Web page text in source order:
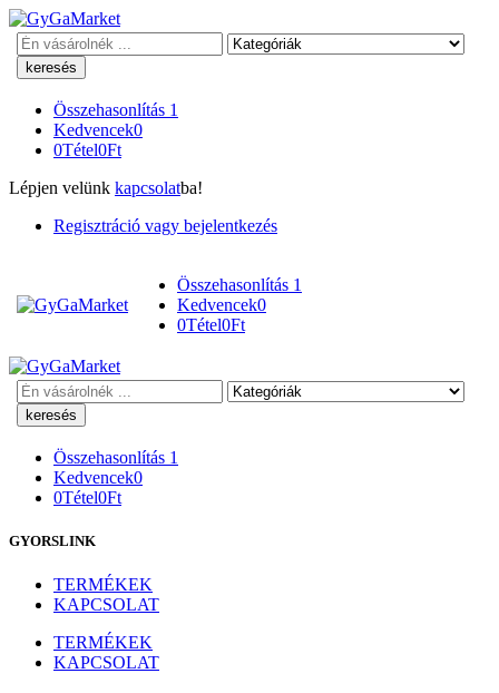
Keresés
Összehasonlítás 1
Kedvencek0
0Tétel0Ft
Lépjen velünk kapcsolatba!
Regisztráció vagy bejelentkezés
Összehasonlítás 1
Kedvencek0
0Tétel0Ft
Keresés
Összehasonlítás 1
Kedvencek0
0Tétel0Ft
GYORSLINK
TERMÉKEK
KAPCSOLAT
TERMÉKEK
KAPCSOLAT